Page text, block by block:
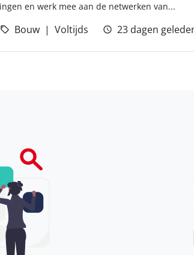
en werk mee aan de netwerken van...
Bouw Voltijds 23 dagen